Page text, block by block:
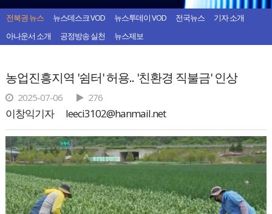
전북권 뉴스 뉴스데스크 VOD 뉴스투데이 VOD 전국뉴스
기자 소개
아나운서 소개
공정방송 실천 뉴스제보
농업진흥지역 '쉼터' 허용.. '친환경 직불금' 인상
2025-07-06 276
이창익기자 leeci3102@hanmail.net